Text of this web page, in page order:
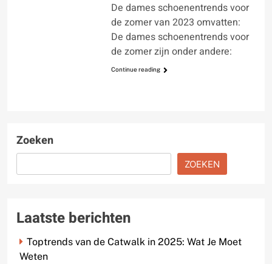
De dames schoenentrends voor
de zomer van 2023 omvatten:
De dames schoenentrends voor
de zomer zijn onder andere:
Continue reading
Zoeken
ZOEKEN
Laatste berichten
Toptrends van de Catwalk in 2025: Wat Je Moet
Weten